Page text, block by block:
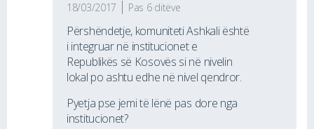
18/03/2017 Pas 6 ditëve
Përshëndetje, komuniteti Ashkali është
i integruar në institucionet e
Republikës së Kosovës si në nivelin
lokal po ashtu edhe në nivel qendror.
Pyetja pse jemi të lënë pas dore nga
institucionet?